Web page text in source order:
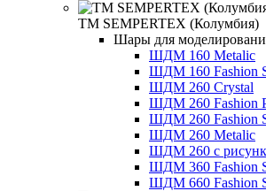
ТМ SEMPERTEX (Колумбия)
Шары для
ШДМ 160 Metalic
ШДМ 160 Fashion
ШДМ 260 Crystal
ШДМ 260 Fashion
ШДМ 260 Fashion
ШДМ 260 Metalic
ШДМ 260 с
ШДМ 360 Fashion
ШДМ 660 Fashion